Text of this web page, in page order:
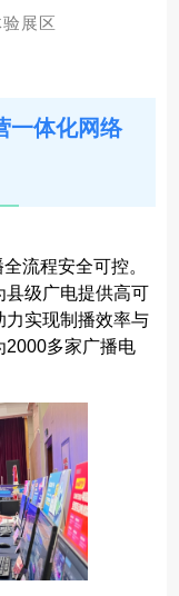
展区
一体化网络
流程安全可控。
县级广电提供高可
力实现制播效率与
2000多家广播电